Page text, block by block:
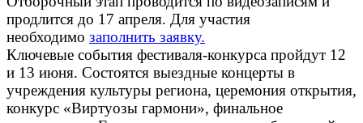
продлится до 17 апреля. Для участия
необходимо заполнить заявку.
Ключевые события фестиваля-конкурса пройдут 12
и 13 июня. Состоятся выездные концерты в
учреждения культуры региона, церемония открытия,
конкурс «Виртуозы гармони», финальное